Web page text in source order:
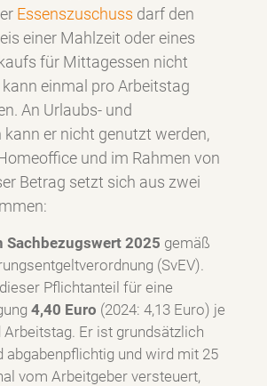
Essenszuschuss darf den
einer Mahlzeit oder eines
für Mittagessen nicht
einmal pro Arbeitstag
An Urlaubs- und
er nicht genutzt werden,
und im Rahmen von
Betrag setzt sich aus zwei
Sachbezugswert 2025 gemäß
(SvEV).
Pflichtanteil für eine
4,40 Euro (2024: 4,13 Euro) je
Er ist grundsätzlich
abgabenpflichtig und wird mit 25
vom Arbeitgeber versteuert,